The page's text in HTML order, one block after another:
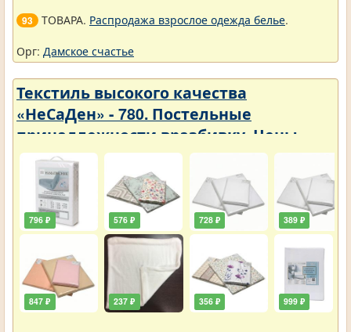
93 ТОВАРА. Распродажа взрослое одежда белье.
Орг: Дамское счастье
Текстиль высокого качества
«НеСаДен» - 780. Постельные
принадлежности вразбивку. Цены
упали
796 ₽
847 ₽
576 ₽
237 ₽
728 ₽
356 ₽
389 ₽
999 ₽